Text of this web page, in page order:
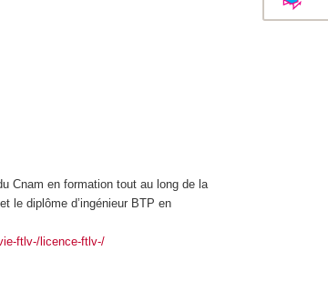
Cnam en formation tout au long de la
le diplôme d’ingénieur BTP en
ftlv-/licence-ftlv-/